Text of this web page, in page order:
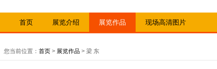
首页 展览介绍 展览作品 现场高清图片
您当前位置： 首页 > 展览作品 > 梁 东